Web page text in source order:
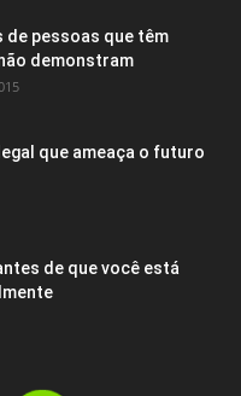
pessoas que têm
demonstram
que ameaça o futuro
de que você está